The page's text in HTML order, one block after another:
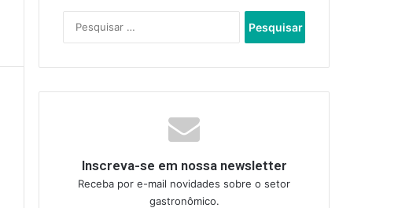
por:
Inscreva-se em nossa newsletter
Receba por e-mail novidades sobre o setor
gastronômico.